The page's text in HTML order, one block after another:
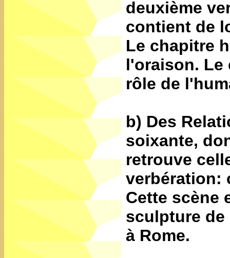
deuxième
contient de
Le chapitre
l'oraison. Le
rôle de
b) Des
soixante,
retrouve
verbération:
Cette scène
sculpture de
à Rome.